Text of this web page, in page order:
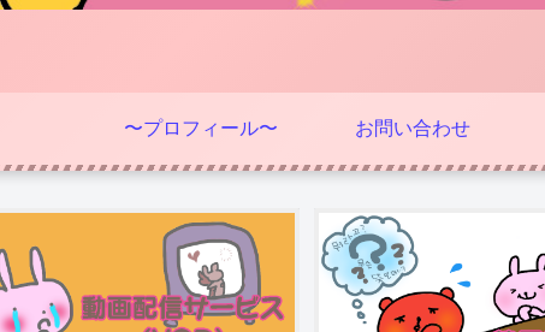
〜プロフィール〜 お問い合わせ